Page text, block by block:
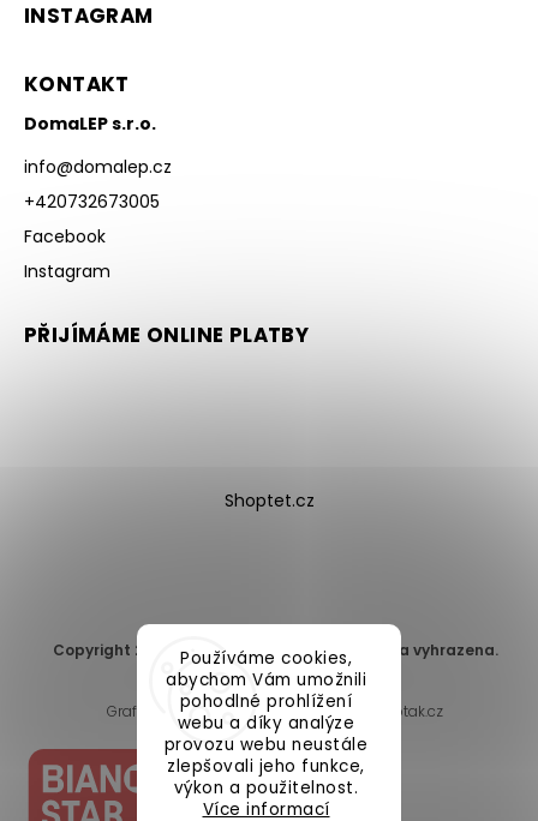
Používáme cookies,
abychom Vám umožnili
pohodlné prohlížení
webu a díky analýze
provozu webu neustále
zlepšovali jeho funkce,
výkon a použitelnost.
Více informací
INSTAGRAM
KONTAKT
DomaLEP s.r.o.
info@domalep.cz
+420732673005
Facebook
Instagram
PŘIJÍMÁME ONLINE PLATBY
Shoptet.cz
Copyright 2026 DomaLEP s.r.o. . Všechna práva vyhrazena.
Upravit nastavení cookies
Grafický návrh vytvořil a nakódoval
Shoptak.cz